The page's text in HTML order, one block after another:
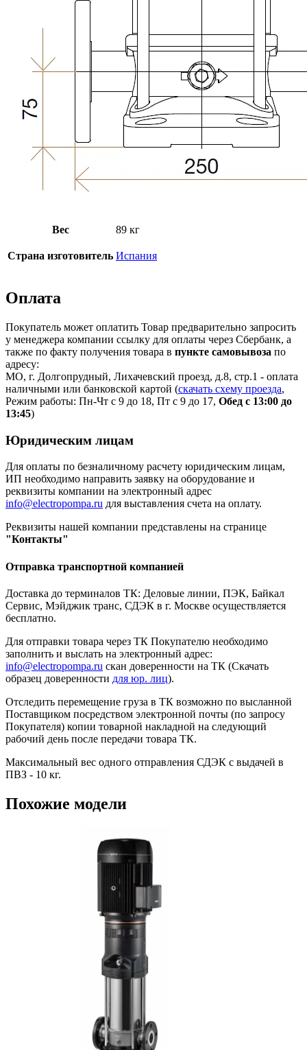
Вес 89 кг
Страна изготовитель Испания
Оплата
Покупатель может оплатить Товар предварительно запросить
у менеджера компании ссылку для оплаты через Сбербанк, а
также по факту получения товара в пункте самовывоза по
адресу:
МО, г. Долгопрудный, Лихачевский проезд, д.8, стр.1 - оплата
наличными или банковской картой (скачать схему проезда,
Режим работы: Пн-Чт с 9 до 18, Пт с 9 до 17, Обед с 13:00 до
13:45)
Юридическим лицам
Для оплаты по безналичному расчету юридическим лицам,
ИП необходимо направить заявку на оборудование и
реквизиты компании на электронный адрес
info@electropompa.ru для выставления счета на оплату.
Реквизиты нашей компании представлены на странице
"Контакты"
Отправка транспортной компанией
Доставка до терминалов ТК: Деловые линии, ПЭК, Байкал
Сервис, Мэйджик транс, СДЭК в г. Москве осуществляется
бесплатно.
Для отправки товара через ТК Покупателю необходимо
заполнить и выслать на электронный адрес:
info@electropompa.ru скан доверенности на ТК (Скачать
образец доверенности для юр. лиц).
Отследить перемещение груза в ТК возможно по высланной
Поставщиком посредством электронной почты (по запросу
Покупателя) копии товарной накладной на следующий
рабочий день после передачи товара ТК.
Максимальный вес одного отправления СДЭК с выдачей в
ПВЗ - 10 кг.
Похожие модели